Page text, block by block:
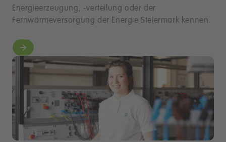
Energieerzeugung, -verteilung oder der
Fernwärmeversorgung der Energie Steiermark kennen.